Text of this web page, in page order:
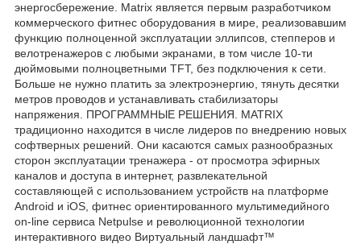
энергосбережение. Matrix является первым разработчиком
коммерческого фитнес оборудования в мире, реализовавшим
функцию полноценной эксплуатации эллипсов, степперов и
велотренажеров с любыми экранами, в том числе 10-ти
дюймовыми полноцветными TFT, без подключения к сети.
Больше не нужно платить за электроэнергию, тянуть десятки
метров проводов и устанавливать стабилизаторы
напряжения. ПРОГРАММНЫЕ РЕШЕНИЯ. MATRIX
традиционно находится в числе лидеров по внедрению новых
софтверных решений. Они касаются самых разнообразных
сторон эксплуатации тренажера - от просмотра эфирных
каналов и доступа в интернет, развлекательной
составляющей с использованием устройств на платформе
Android и iOS, фитнес ориентированного мультимедийного
on-line сервиса Netpulse и революционной технологии
интерактивного видео Виртуальный ландшафт™